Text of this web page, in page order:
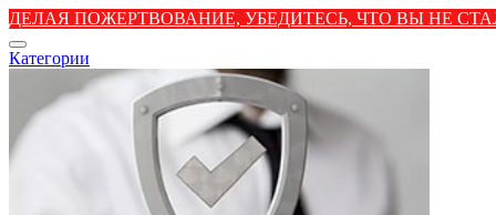
ДЕЛАЯ ПОЖЕРТВОВАНИЕ, УБЕДИТЕСЬ, ЧТО ВЫ НЕ
Категории